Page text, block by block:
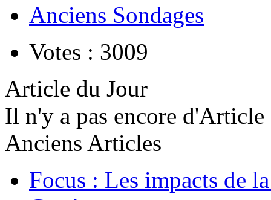
Anciens Sondages
Votes : 3009
Article du Jour
Il n'y a pas encore d'Article
Anciens Articles
Focus : Les impacts de